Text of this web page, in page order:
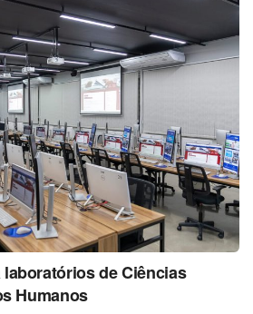
laboratórios de Ciências
Humanos